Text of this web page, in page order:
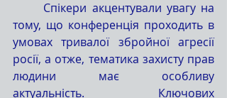
тому, що конференція проходить в
умовах тривалої збройної агресії
росії, а отже, тематика захисту прав
людини має особливу
актуальність. Ключових